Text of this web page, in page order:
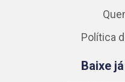
Política
Baixe